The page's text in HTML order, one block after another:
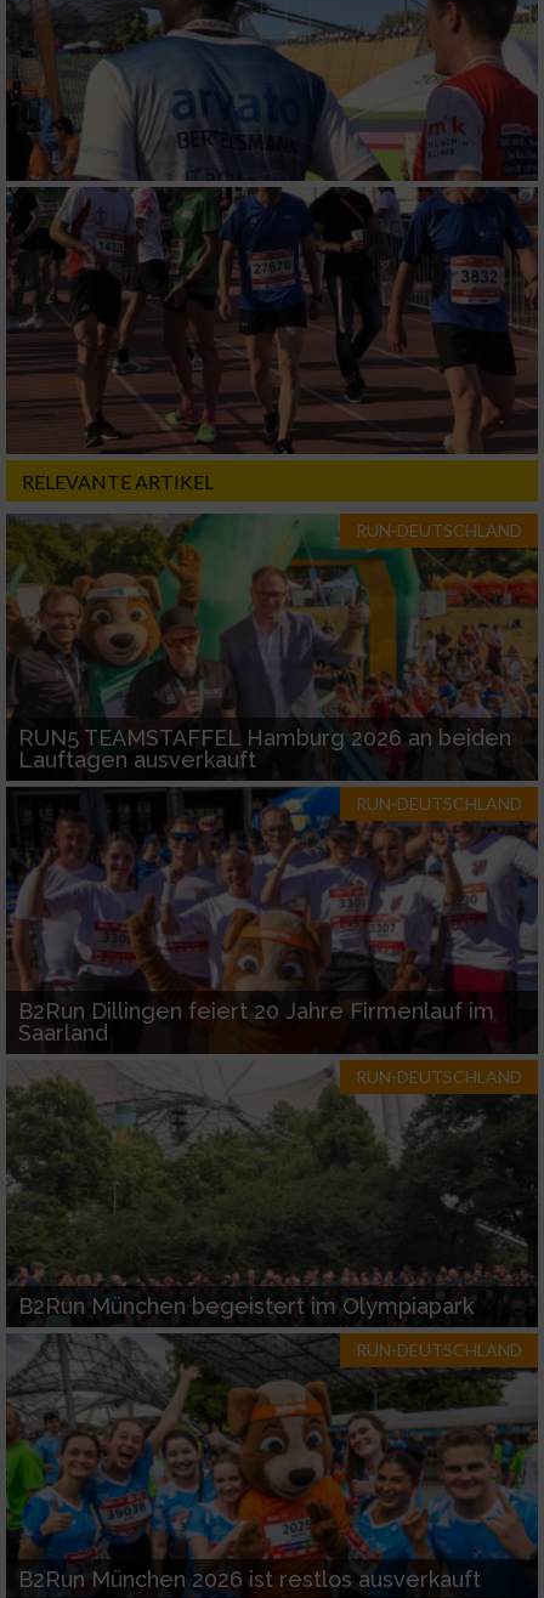
RELEVANTE ARTIKEL
RUN-DEUTSCHLAND
RUN5 TEAMSTAFFEL Hamburg 2026 an beiden
Lauftagen ausverkauft
RUN-DEUTSCHLAND
B2Run Dillingen feiert 20 Jahre Firmenlauf im
Saarland
RUN-DEUTSCHLAND
B2Run München begeistert im Olympiapark
RUN-DEUTSCHLAND
B2Run München 2026 ist restlos ausverkauft
IAB-Verarbeitungszwecke:
Speichern von oder Zugriff auf Informationen
auf einem Endgerät
Verwendung reduzierter Daten zur Auswahl
von Werbeanzeigen
Erstellung von Profilen für personalisierte
Werbung
Verwendung von Profilen zur Auswahl
personalisierter Werbung
Erstellung von Profilen zur Personalisierung
von Inhalten
Verwendung von Profilen zur Auswahl
personalisierter Inhalte
Messung der Werbeleistung
Messung der Performance von Inhalten
Analyse von Zielgruppen durch Statistiken
oder Kombinationen von Daten aus
verschiedenen Quellen
Entwicklung und Verbesserung der Angebote
Verwendung reduzierter Daten zur Auswahl
von Inhalten
IAB-Besonderheiten:
Verwendung genauer Standortdaten
Geräte anhand von aktiv angeforderten
Informationen identifizieren
Nicht-IAB-Verarbeitungszwecke:
Notwendig
Performance
Funktional
Werbung